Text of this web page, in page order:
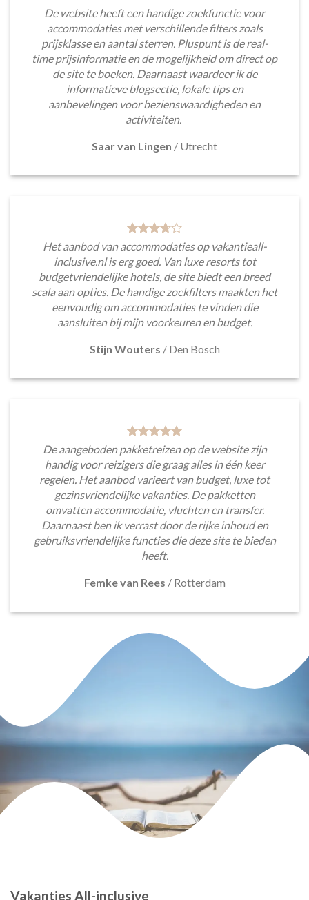
De website heeft een handige zoekfunctie voor
accommodaties met verschillende filters zoals
prijsklasse en aantal sterren. Pluspunt is de real-
time prijsinformatie en de mogelijkheid om direct op
de site te boeken. Daarnaast waardeer ik de
informatieve blogsectie, lokale tips en
aanbevelingen voor bezienswaardigheden en
activiteiten.
Saar van Lingen / Utrecht
Het aanbod van accommodaties op vakantieall-
inclusive.nl is erg goed. Van luxe resorts tot
budgetvriendelijke hotels, de site biedt een breed
scala aan opties. De handige zoekfilters maakten het
eenvoudig om accommodaties te vinden die
aansluiten bij mijn voorkeuren en budget.
Stijn Wouters / Den Bosch
De aangeboden pakketreizen op de website zijn
handig voor reizigers die graag alles in één keer
regelen. Het aanbod varieert van budget, luxe tot
gezinsvriendelijke vakanties. De pakketten
omvatten accommodatie, vluchten en transfer.
Daarnaast ben ik verrast door de rijke inhoud en
gebruiksvriendelijke functies die deze site te bieden
heeft.
Femke van Rees / Rotterdam
Vakanties All-inclusive